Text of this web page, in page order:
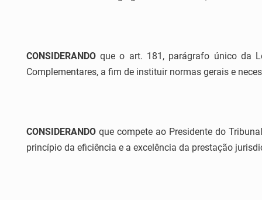
CONSIDERANDOque o art. 181, parágrafo único da
Complementares, a fim de instituir normas gerais e
CONSIDERANDOque compete ao Presidente do
princípio da eficiência e a excelência da prestação